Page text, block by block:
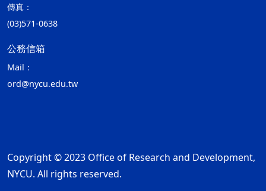
傳真：
(03)571-0638
公務信箱
Mail：
ord@nycu.edu.tw
Copyright © 2023 Office of Research and Development,
NYCU. All rights reserved.